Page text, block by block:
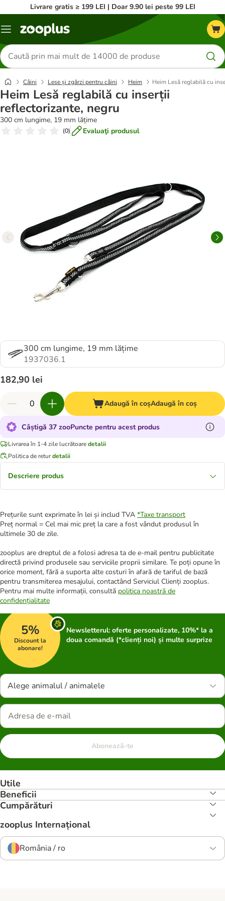
Livrare gratis ≥ 199 LEI | Doar 9.90 lei peste 99 LEI
Categorii
Căutare
produse
Câini Lese și zgărzi pentru câini Heim Heim Lesă reglabilă cu
Heim Lesă reglabilă cu inserții
reflectorizante, negru
300 cm lungime, 19 mm lățime
(0) Evaluaţi produsul
300 cm lungime, 19 mm lățime
1937036.1
182,90 lei
Adaugă în coșAdaugă în coș
Câștigă 37 zooPuncte pentru acest produs
Livrarea în 1-4 zile lucrătoaredetalii
Politica de returdetalii
Descriere produs
Prețurile sunt exprimate în lei și includ TVA *Taxe transport
Preț normal = Cel mai mic preț la care a fost vândut produsul în
ultimele 30 de zile.
zooplus are dreptul de a folosi adresa ta de e-mail pentru publicitate
directă privind produsele sau serviciile proprii similare. Te poți opune în
orice moment, fără a suporta alte costuri în afară de tariful de bază
pentru transmiterea mesajului, contactând Serviciul Clienți zooplus.
Pentru mai multe informații, consultă politica noastră de
confidențialitate
5%
Discount la
abonare!
Newsletterul: oferte personalizate, 10%* la a
doua comandă (*clienți noi) și multe surprize
Alege animalul / animalele
Abonează-te
Utile
Beneficii
Cumpărături
zooplus Internațional
România / ro